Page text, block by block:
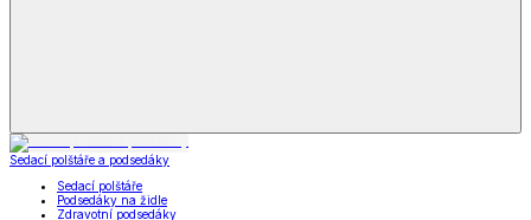
Sedací polštáře a podsedáky
Sedací polštáře
Podsedáky na židle
Zdravotní podsedáky